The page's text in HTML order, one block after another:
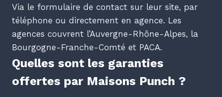
Via le formulaire de contact sur leur site, par
téléphone ou directement en agence. Les
agences couvrent l’Auvergne-Rhône-Alpes, la
Bourgogne-Franche-Comté et PACA.
Quelles sont les garanties
offertes par Maisons Punch ?